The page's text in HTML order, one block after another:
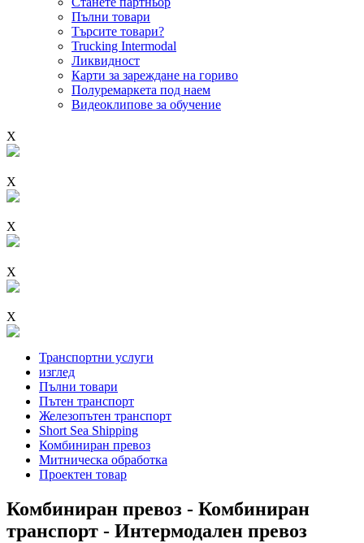
Пълни товари
Търсите товари?
Trucking Intermodal
Ликвидност
Карти за зареждане на гориво
Полуремаркета под наем
Видеоклипове за обучение
X
X
X
X
X
Транспортни услуги
изглед
Пълни товари
Пътен транспорт
Железопътен транспорт
Short Sea Shipping
Комбиниран превоз
Митническа обработка
Проектен товар
Комбиниран превоз - Комбиниран
транспорт - Интермодален превоз